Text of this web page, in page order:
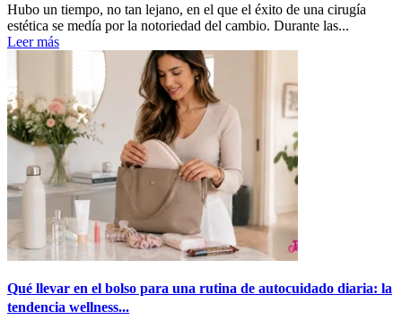
Hubo un tiempo, no tan lejano, en el que el éxito de una cirugía
estética se medía por la notoriedad del cambio. Durante las...
Leer más
Qué llevar en el bolso para una rutina de autocuidado diaria: la
tendencia wellness...